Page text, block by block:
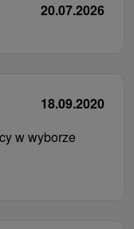
20.07.2026
18.09.2020
w wyborze